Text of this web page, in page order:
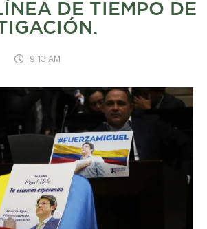
DE TIEMPO DE
9:13 AM